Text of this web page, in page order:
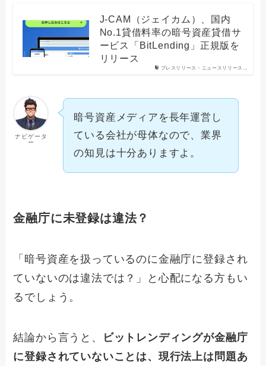
プレスリリース・ニュースリリース…
J-CAM（ジェイカム）、国内
No.1貸借料率の暗号資産貸借サ
ービス「BitLending」正規版を
リリース
ナビゲータ
ー
暗号資産メディアを長年運営し
ている会社が母体なので、業界
の知見は十分ありますよ。
金融庁に未登録は違法？
「暗号資産を扱っているのに金融庁に登録され
ていないのは違法では？」と心配になる方もい
るでしょう。
結論から言うと、
ビットレンディングが金融庁
に登録されていないことは、現行法上は問題あ